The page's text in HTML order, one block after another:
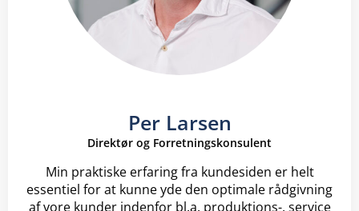
Per Larsen
Direktør og Forretningskonsulent
Min praktiske erfaring fra kundesiden er helt
essentiel for at kunne yde den optimale rådgivning
af vore kunder indenfor bl.a. produktions-, service